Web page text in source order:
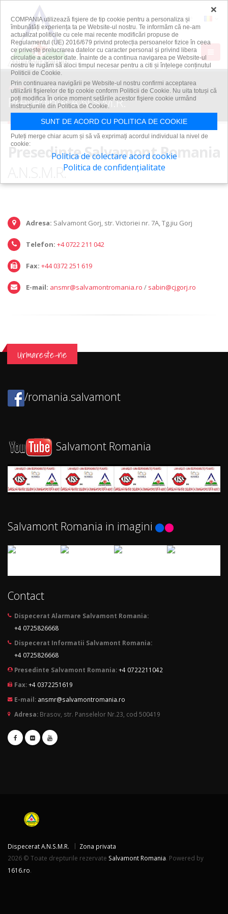
Harta Repartitie
ACASA CONTACT
Presedinte A.N.S.M.R.
Presedinte Salvamont Romania
A.N.S.M.R.
Adresa: Salvamont Gorj, str. Victoriei nr. 7A, Tg.jiu Gorj
Telefon: +4 0722 211 042
Fax: +44 0372 251 619
E-mail: ansmr@salvamontromania.ro / sabin@cjgorj.ro
Urmareste-ne
/romania.salvamont
Salvamont Romania
Salvamont Romania in imagini
Contact
Dispecerat Alarmare Salvamont Romania:
+4 0725826668
Dispecerat Informatii Salvamont Romania:
+4 0725826668
Presedinte Salvamont Romania:+4 0722211042
Fax:+4 0372251619
E-mail: ansmr@salvamontromania.ro
Adresa: Brasov, str. Panselelor Nr.23, cod 500419
Dispecerat A.N.S.M.R.
Zona privata
2026 © Toate drepturile rezervate Salvamont Romania. Powered by
1616.ro.
×
COMPANIA utilizează fişiere de tip cookie pentru a personaliza și
îmbunătăți experiența ta pe Website-ul nostru. Te informăm că ne-am
actualizat politicile cu cele mai recente modificări propuse de
Regulamentul (UE) 2016/679 privind protecția persoanelor fizice în ceea
ce privește prelucrarea datelor cu caracter personal și privind libera
circulație a acestor date. Înainte de a continua navigarea pe Website-ul
nostru te rugăm să aloci timpul necesar pentru a citi și înțelege conținutul
Politicii de Cookie.
Prin continuarea navigării pe Website-ul nostru confirmi acceptarea
utilizării fişierelor de tip cookie conform Politicii de Cookie. Nu uita totuși că
poți modifica în orice moment setările acestor fişiere cookie urmând
instrucțiunile din Politica de Cookie.
SUNT DE ACORD CU POLITICA DE COOKIE
Puteți merge chiar acum și să vă exprimați acordul individual la nivel de
cookie:
Politica de colectare acord cookie
Politica de confidențialitate